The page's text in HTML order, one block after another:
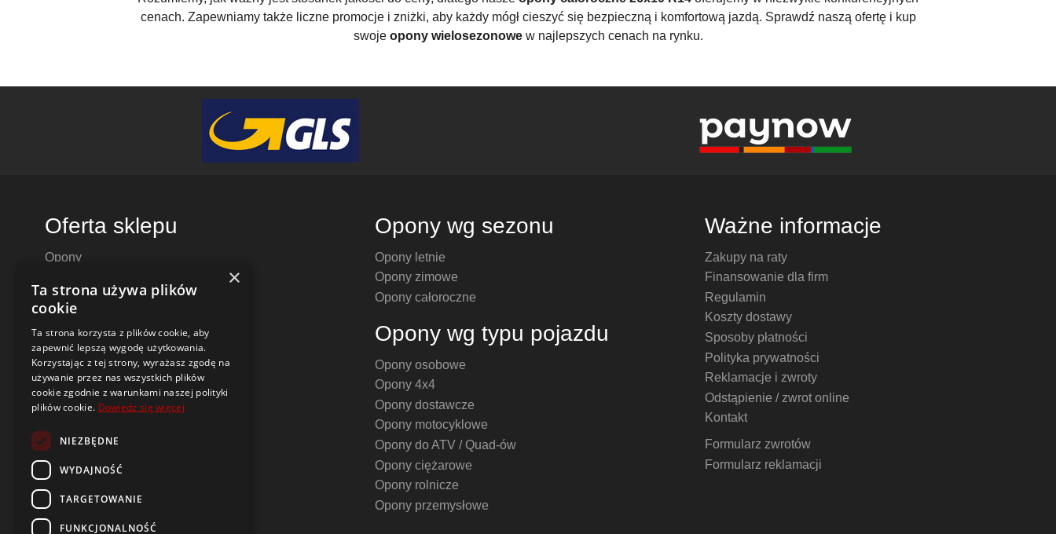
cenach. Zapewniamy także liczne promocje i zniżki, aby każdy mógł cieszyć się bezpieczną i komfortową jazdą. Sprawdź naszą ofertę i kup
swoje opony wielosezonowew najlepszych cenach na rynku.
Oferta sklepu
Opony
Felgi stalowe
Alufelgi
Komplety kół
Dętki motocyklowe i do skuterów
Czujniki ciśnienia TPMS
Narzędzia i poradniki
Dobór opon i felg do samochodu
Oznaczenia opon
Opony i felgi typu DEMO
Czym jest symbol DOT?
Opony wg sezonu
Opony letnie
Opony zimowe
Opony całoroczne
Opony wg typu pojazdu
Opony osobowe
Opony 4x4
Opony dostawcze
Opony motocyklowe
Opony do ATV / Quad-ów
Opony ciężarowe
Opony rolnicze
Opony przemysłowe
Ważne informacje
Zakupy na raty
Finansowanie dla firm
Regulamin
Koszty dostawy
Sposoby płatności
Polityka prywatności
Reklamacje i zwroty
Odstąpienie / zwrot online
Kontakt
Formularz zwrotów
Formularz reklamacji
×
Ta strona używa plików
cookie
Ta strona korzysta z plików cookie, aby
zapewnić lepszą wygodę użytkowania.
Korzystając z tej strony, wyrażasz zgodę na
używanie przez nas wszystkich plików
cookie zgodnie z warunkami naszej polityki
plików cookie. Dowiedz się więcej
NIEZBĘDNE
WYDAJNOŚĆ
TARGETOWANIE
FUNKCJONALNOŚĆ